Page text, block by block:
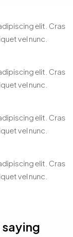
elit. Cras
vel nunc.
elit. Cras
vel nunc.
elit. Cras
vel nunc.
elit. Cras
vel nunc.